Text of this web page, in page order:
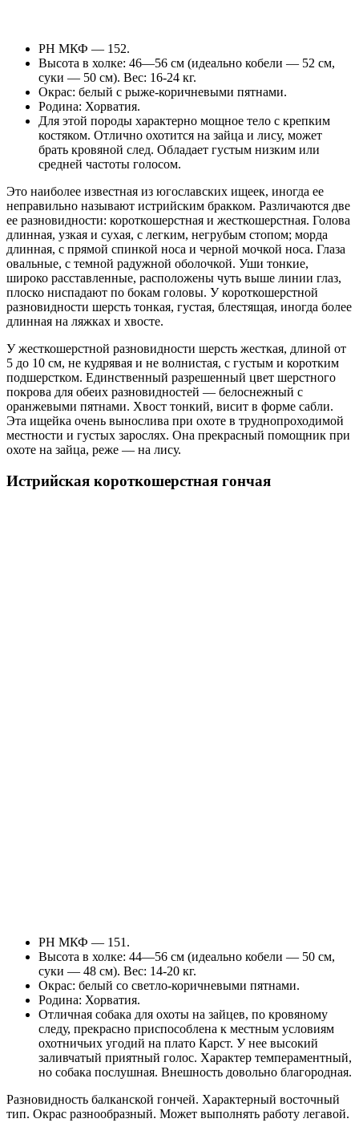
РН МКФ — 152.
Высота в холке: 46—56 см (идеально кобели — 52 см,
суки — 50 см). Вес: 16-24 кг.
Окрас: белый с рыже-коричневыми пятнами.
Родина: Хорватия.
Для этой породы характерно мощное тело с крепким
костяком. Отлично охотится на зайца и лису, может
брать кровяной след. Обладает густым низким или
средней частоты голосом.
Это наиболее известная из югославских ищеек, иногда ее
неправильно называют истрийским бракком. Различаются две
ее разновидности: короткошерстная и жесткошерстная. Голова
длинная, узкая и сухая, с легким, негрубым стопом; морда
длинная, с прямой спинкой носа и черной мочкой носа. Глаза
овальные, с темной радужной оболочкой. Уши тонкие,
широко расставленные, расположены чуть выше линии глаз,
плоско ниспадают по бокам головы. У короткошерстной
разновидности шерсть тонкая, густая, блестящая, иногда более
длинная на ляжках и хвосте.
У жесткошерстной разновидности шерсть жесткая, длиной от
5 до 10 см, не кудрявая и не волнистая, с густым и коротким
подшерстком. Единственный разрешенный цвет шерстного
покрова для обеих разновидностей — белоснежный с
оранжевыми пятнами. Хвост тонкий, висит в форме сабли.
Эта ищейка очень вынослива при охоте в труднопроходимой
местности и густых зарослях. Она прекрасный помощник при
охоте на зайца, реже — на лису.
Истрийская короткошерстная гончая
РН МКФ — 151.
Высота в холке: 44—56 см (идеально кобели — 50 см,
суки — 48 см). Вес: 14-20 кг.
Окрас: белый со светло-коричневыми пятнами.
Родина: Хорватия.
Отличная собака для охоты на зайцев, по кровяному
следу, прекрасно приспособлена к местным условиям
охотничьих угодий на плато Карст. У нее высокий
заливчатый приятный голос. Характер темпераментный,
но собака послушная. Внешность довольно благородная.
Разновидность балканской гончей. Характерный восточный
тип. Окрас разнообразный. Может выполнять работу легавой.